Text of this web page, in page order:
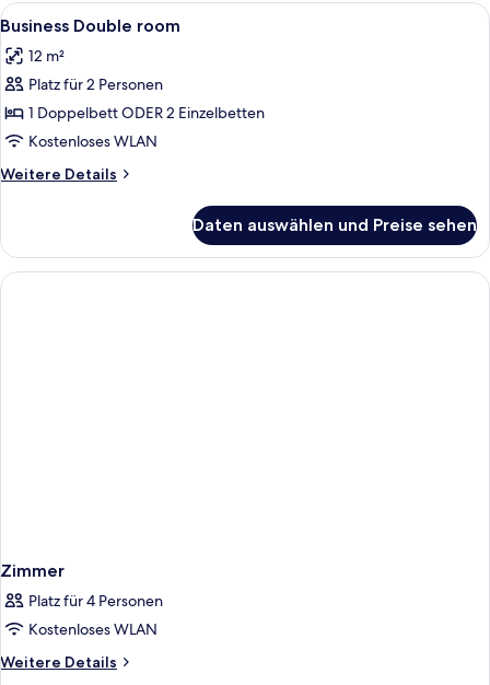
Alle
Fotos
für
Business
Double
room
anzeigen
Ein Hotelzimmer mit zwei Betten,
7
Business Double room
12 m²
Platz für 2 Personen
1 Doppelbett ODER 2 Einzelbetten
Kostenloses WLAN
Weitere Details
Weitere
Double
room
Daten auswählen und Preise sehen
Zimmer
Platz für 4 Personen
Kostenloses WLAN
Weitere Details
Weitere